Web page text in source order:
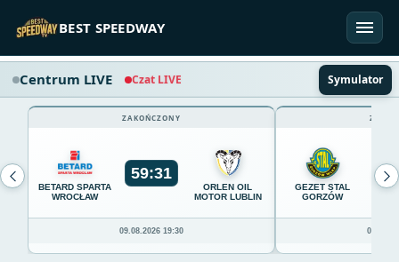
BEST SPEEDWAY
Centrum LIVE Czat LIVE Symulator
ZAKOŃCZONY
BETARD SPARTA
WROCŁAW
59:31
ORLEN OIL
MOTOR LUBLIN
09.08.2026 19:30
GEZET STAL
GORZÓW
54